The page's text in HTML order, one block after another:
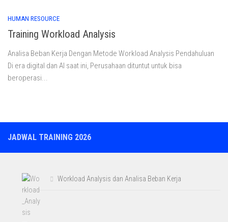
HUMAN RESOURCE
Training Workload Analysis
Analisa Beban Kerja Dengan Metode Workload Analysis Pendahuluan
Di era digital dan AI saat ini, Perusahaan dituntut untuk bisa
beroperasi...
JADWAL TRAINING 2026
Workload Analysis dan Analisa Beban Kerja